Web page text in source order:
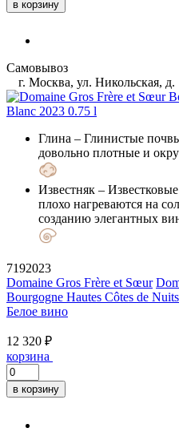
в корзину
Самовывоз
г. Москва, ул. Никольская, д.
Глина – Глинистые
довольно плотные и
Известняк –
плохо нагреваются на
созданию элегантных
7192023
Domaine Gros Frère et Sœur
Bourgogne Hautes Côtes de
Белое вино
12 320 ₽
корзина
в корзину